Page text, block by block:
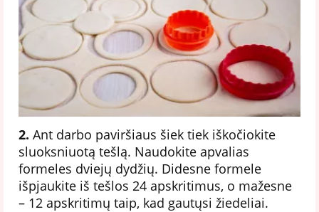
2. Ant darbo paviršiaus šiek tiek iškočiokite
sluoksniuotą tešlą. Naudokite apvalias
formeles dviejų dydžių. Didesne formele
išpjaukite iš tešlos 24 apskritimus, o mažesne
– 12 apskritimų taip, kad gautųsi žiedeliai.